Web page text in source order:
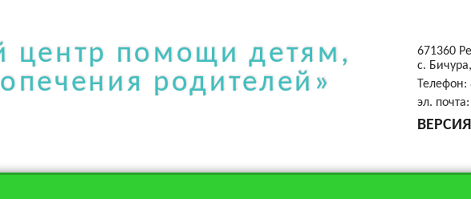
центр помощи детям,
родителей»
671360
с.
Телефон:
эл. почта: